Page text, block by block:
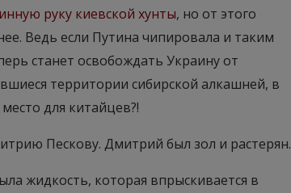
руку киевской хунты, но от этого
Ведь если Путина чипировала и таким
станет освобождать Украину от
территории сибирской алкашней, в
для китайцев?!
Пескову. Дмитрий был зол и растерян.
жидкость, которая впрыскивается в